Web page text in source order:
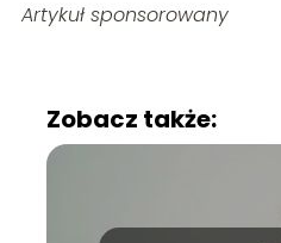
Artykuł sponsorowany
Zobacz także: